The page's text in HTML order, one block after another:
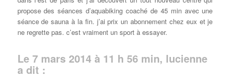
propose des séances d’aquabiking coaché de 45 min avec une
séance de sauna à la fin. j’ai prix un abonnement chez eux et je
ne regrette pas. c’est vraiment un sport à essayer.
Le 7 mars 2014 à 11 h 56 min, lucienne
a dit :